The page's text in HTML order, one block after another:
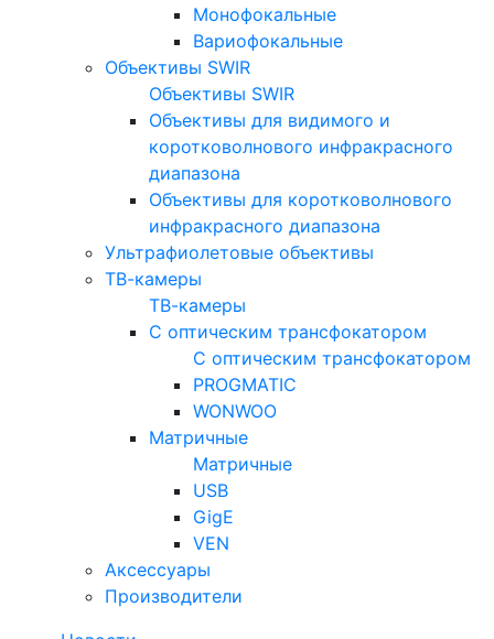
Монофокальные
Вариофокальные
Объективы SWIR
Объективы SWIR
Объективы для видимого и
коротковолнового инфракрасного
диапазона
Объективы для коротковолнового
инфракрасного диапазона
Ультрафиолетовые объективы
ТВ-камеры
ТВ-камеры
С оптическим трансфокатором
С оптическим трансфокатором
PROGMATIC
WONWOO
Матричные
Матричные
USB
GigE
VEN
Аксессуары
Производители